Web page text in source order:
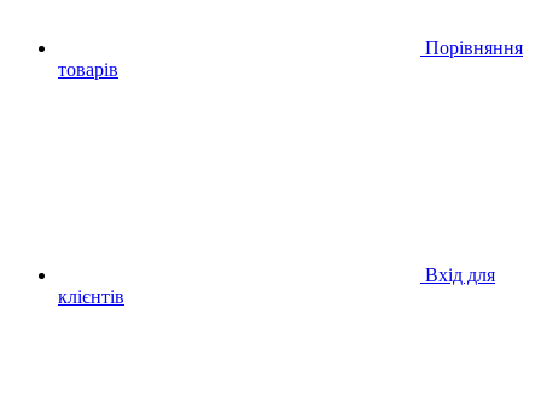
Порівняння
товарів
Вхід для
клієнтів